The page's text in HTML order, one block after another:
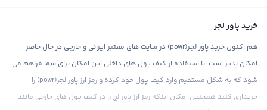
خرید پاور لجر
هم اکنون خرید پاور لجر(powr) در سایت های معتبر ایرانی و خارجی در حال حاضر
امکان پذیر است .با استفاده از کیف پول های داخلی این امکان برای شما فراهم می
شود که به شکل مستقیم وارد کیف پول خود کرده و رمز ارز پاور لجر(powr) را
خریداری کنید همچنین امکان اینکه رمز ارز پاور لج را در کیف پول های خارجی مانند